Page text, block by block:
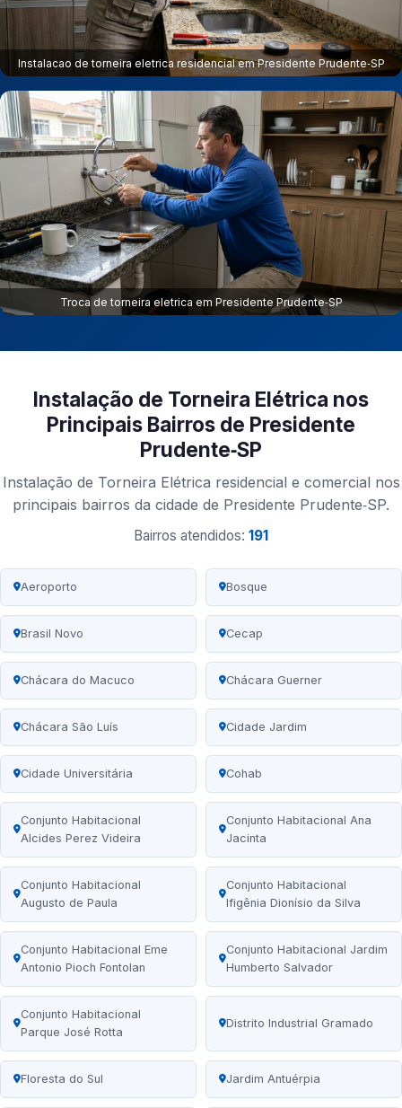
Instalacao de torneira eletrica residencial em Presidente Prudente‑SP
Troca de torneira eletrica em Presidente Prudente‑SP
Instalação de Torneira Elétrica nos
Principais Bairros de Presidente
Prudente‑SP
Instalação de Torneira Elétrica residencial e comercial nos
principais bairros da cidade de Presidente Prudente‑SP.
Bairros atendidos: 191
Aeroporto Bosque
Brasil Novo Cecap
Chácara do Macuco Chácara Guerner
Chácara São Luís Cidade Jardim
Cidade Universitária Cohab
Conjunto Habitacional
Alcides Perez Videira
Conjunto Habitacional Ana
Jacinta
Conjunto Habitacional
Augusto de Paula
Conjunto Habitacional
Ifigênia Dionísio da Silva
Conjunto Habitacional Eme
Antonio Pioch Fontolan
Conjunto Habitacional Jardim
Humberto Salvador
Conjunto Habitacional
Parque José Rotta
Distrito Industrial Gramado
Floresta do Sul Jardim Antuérpia